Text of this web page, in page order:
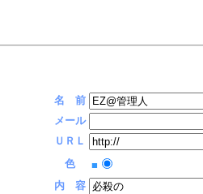
名 前
メール
ＵＲＬ
色
■
内 容